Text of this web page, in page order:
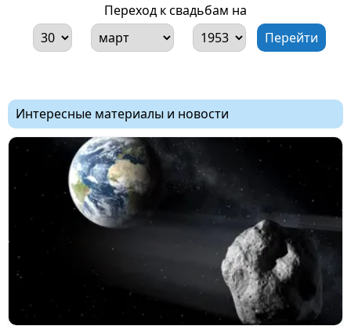
Переход к свадьбам на
Интересные материалы и новости